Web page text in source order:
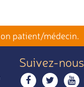
patient/médecin.
Suivez-nous